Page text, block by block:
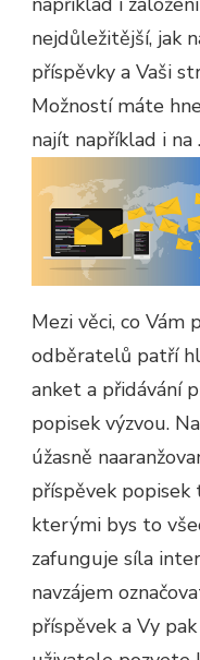
nejdůležitější, jak
příspěvky a Vaši
Možností máte
najít například i na .
Mezi věci, co Vám
odběratelů patří
anket a přidávání
popisek výzvou.
úžasně
příspěvek popisek
kterými bys to
zafunguje síla
navzájem
příspěvek a Vy